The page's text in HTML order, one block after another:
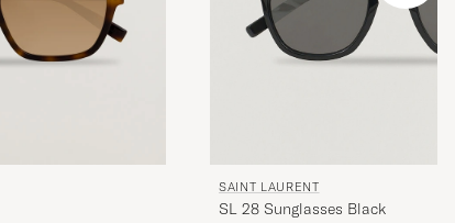
SAINT LAURENT
SL 28 Sunglasses Black